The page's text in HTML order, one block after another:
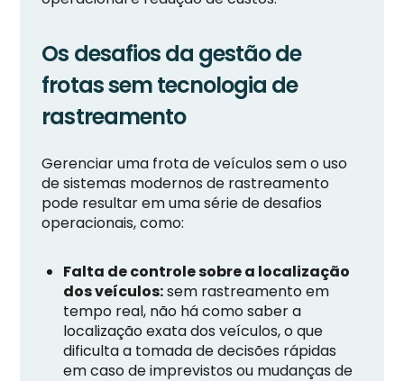
Os desafios da gestão de
frotas sem tecnologia de
rastreamento
Gerenciar uma frota de veículos sem o uso
de sistemas modernos de rastreamento
pode resultar em uma série de desafios
operacionais, como:
Falta de controle sobre a localização
dos veículos:sem rastreamento em
tempo real, não há como saber a
localização exata dos veículos, o que
dificulta a tomada de decisões rápidas
em caso de imprevistos ou mudanças de